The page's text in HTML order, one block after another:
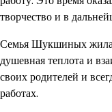
творчество и в
Семья Шукшиных жила
душевная теплота и
своих родителей и
работах.